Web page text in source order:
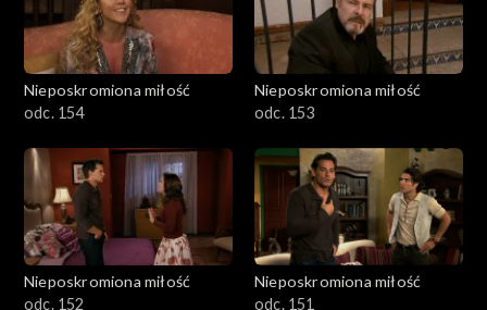
Nieposkromiona miłość
odc. 154
Nieposkromiona miłość
odc. 153
Nieposkromiona miłość
odc. 152
Nieposkromiona miłość
odc. 151